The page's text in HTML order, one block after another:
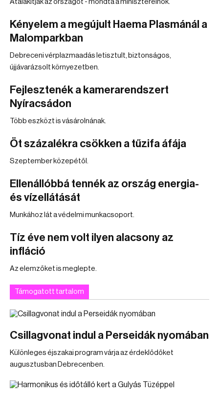
Átalakítják az országot - mondta a miniszterelnök.
Kényelem a megújult Haema Plasmánál a
Malomparkban
Debreceni vérplazmaadás letisztult, biztonságos,
újjávarázsolt környezetben.
Fejlesztenék a kamerarendszert
Nyíracsádon
Több eszközt is vásárolnának.
Öt százalékra csökken a tűzifa áfája
Szeptember közepétől.
Ellenállóbbá tennék az ország energia-
és vízellátását
Munkához lát a védelmi munkacsoport.
Tíz éve nem volt ilyen alacsony az
infláció
Az elemzőket is meglepte.
Támogatott tartalom
Csillagvonat indul a Perseidák nyomában
Különleges éjszakai program várja az érdeklődőket
augusztusban Debrecenben.